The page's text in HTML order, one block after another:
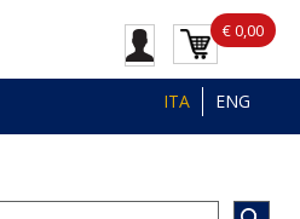
€ 0,00
ITA ENG